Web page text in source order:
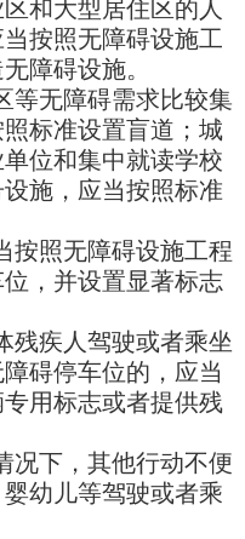
和大型居住区的人
按照无障碍设施工
障碍设施。
等无障碍需求比较集
标准设置盲道；城
位和集中就读学校
施，应当按照标准
照无障碍设施工程
，并设置显著标志
残疾人驾驶或者乘坐
碍停车位的，应当
用标志或者提供残
况下，其他行动不便
幼儿等驾驶或者乘